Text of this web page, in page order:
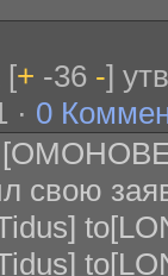
+ -36 -]
· 0
свою